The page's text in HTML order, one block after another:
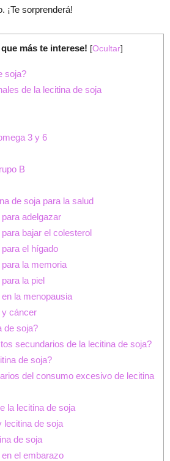
¡Te sorprenderá!
más te interese! [Ocultar]
soja?
de la lecitina de soja
3 y 6
B
de soja para la salud
adelgazar
bajar el colesterol
el hígado
la memoria
la piel
la menopausia
cáncer
de soja?
secundarios de la lecitina de soja?
de soja?
del consumo excesivo de lecitina
la lecitina de soja
lecitina de soja
de soja
el embarazo